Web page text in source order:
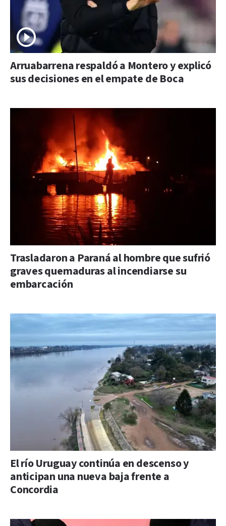
Arruabarrena respaldó a Montero y explicó
sus decisiones en el empate de Boca
Trasladaron a Paraná al hombre que sufrió
graves quemaduras al incendiarse su
embarcación
El río Uruguay continúa en descenso y
anticipan una nueva baja frente a
Concordia